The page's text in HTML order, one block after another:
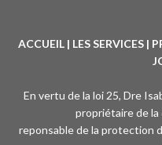
ACCUEIL| LES SERVICES|
En vertu de la loi 25, Dre
propriétaire de
reponsable de la protection